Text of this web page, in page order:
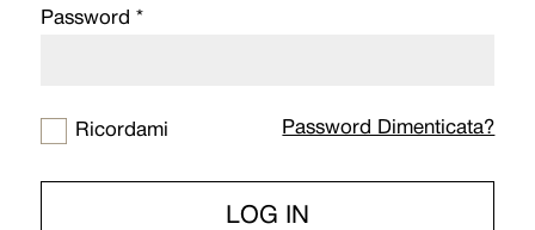
Password *
Ricordami Password Dimenticata?
LOG IN